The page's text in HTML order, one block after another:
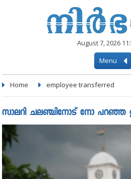
August 7, 2026
Menu
Home employee transferred
സാലറി ചലഞ്ചിനോട് നോ പറഞ്ഞ